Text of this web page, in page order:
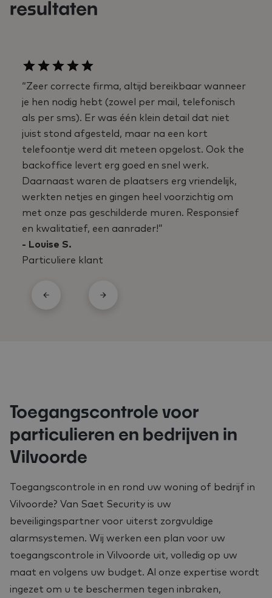
resultaten
“Zeer correcte firma, altijd bereikbaar wanneer
je hen nodig hebt (zowel per mail, telefonisch
als per sms). Er was één klein detail dat niet
juist stond afgesteld, maar na een kort
telefoontje werd dit meteen opgelost. Ook the
backoffice levert erg goed en snel werk.
Daarnaast waren de plaatsers erg vriendelijk,
werkten netjes en gingen heel voorzichtig om
met onze pas geschilderde muren. Responsief
en kwalitatief, een aanrader!”
- Louise S.
Particuliere klant
Toegangscontrole voor
particulieren en bedrijven in
Vilvoorde
Toegangscontrole in en rond uw woning of bedrijf in
Vilvoorde? Van Saet Security is uw
beveiligingspartner voor uiterst zorgvuldige
alarmsystemen. Wij werken een plan voor uw
toegangscontrole in Vilvoorde uit, volledig op uw
maat en volgens uw budget. Al onze expertise wordt
ingezet om u te beschermen tegen inbraken,